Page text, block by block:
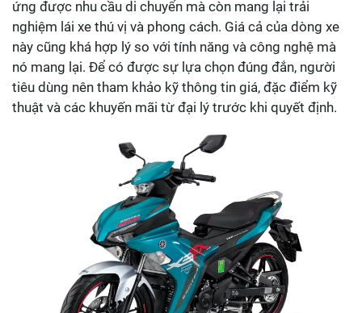
ứng được nhu cầu di chuyển mà còn mang lại trải
nghiệm lái xe thú vị và phong cách. Giá cả của dòng xe
này cũng khá hợp lý so với tính năng và công nghệ mà
nó mang lại. Để có được sự lựa chọn đúng đắn, người
tiêu dùng nên tham khảo kỹ thông tin giá, đặc điểm kỹ
thuật và các khuyến mãi từ đại lý trước khi quyết định.